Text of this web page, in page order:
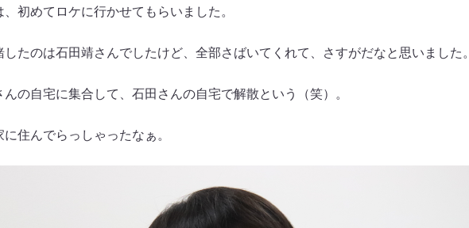
初めてロケに行かせてもらいました。
たのは石田靖さんでしたけど、全部さばいてくれて、さすがだなと思いました。
の自宅に集合して、石田さんの自宅で解散という（笑）。
住んでらっしゃったなぁ。